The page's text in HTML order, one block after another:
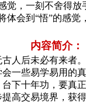
觉，一刻不舍得
体会到“悟”的感
内容简介：
人后未必有来者
一些易学易用的
下十年功，要真
高交易境界，获